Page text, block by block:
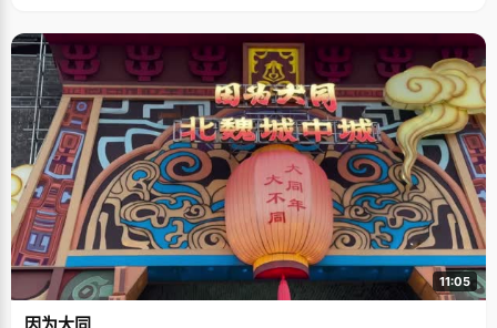
11:05